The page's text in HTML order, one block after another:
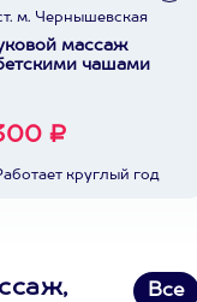
м. Чернышевская
массаж
чашами
₽
круглый год
Все